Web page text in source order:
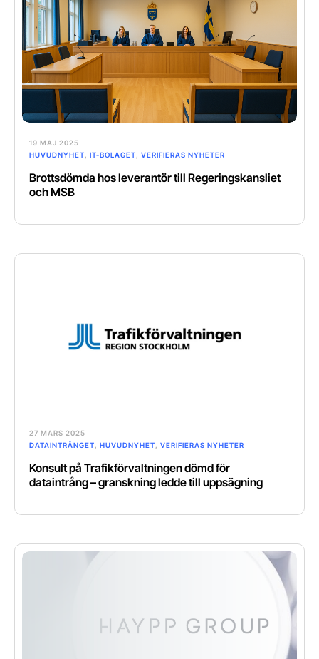
19 MAJ 2025
HUVUDNYHET
IT-BOLAGET VERIFIERAS NYHETER
Brottsdömda hos leverantör till Regeringskansliet
och MSB
27 MARS 2025
DATAINTRÅNGET
HUVUDNYHET VERIFIERAS NYHETER
Konsult på Trafikförvaltningen dömd för
dataintrång – granskning ledde till uppsägning